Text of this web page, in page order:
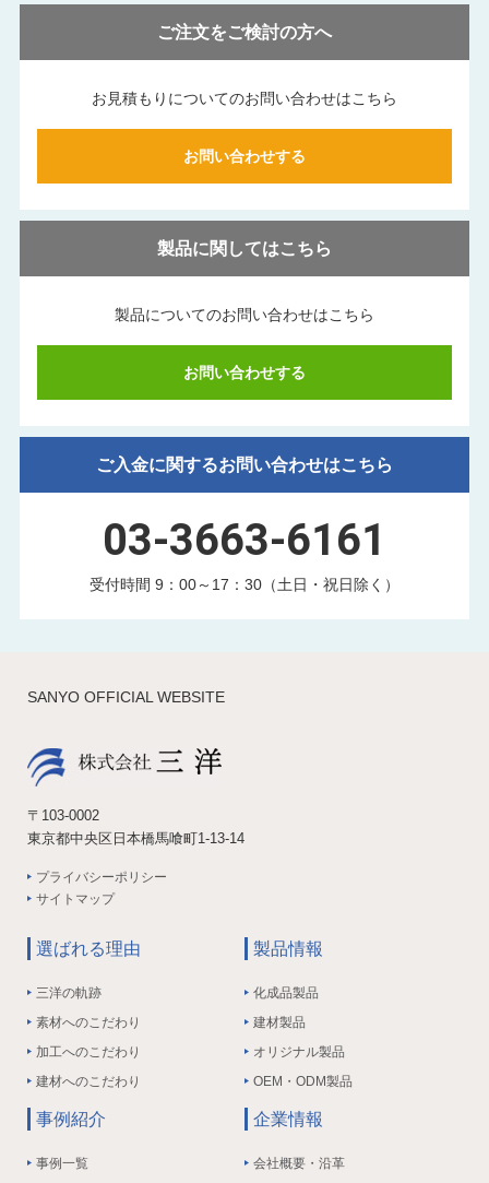
ご注文をご検討の方へ
お見積もりについてのお問い合わせはこちら
お問い合わせする
製品に関してはこちら
製品についてのお問い合わせはこちら
お問い合わせする
ご入金に関するお問い合わせはこちら
03-3663-6161
受付時間 9：00～17：30（土日・祝日除く）
SANYO OFFICIAL WEBSITE
〒103-0002
東京都中央区日本橋馬喰町1-13-14
プライバシーポリシー
サイトマップ
選ばれる理由
三洋の軌跡
素材へのこだわり
加工へのこだわり
建材へのこだわり
製品情報
化成品製品
建材製品
オリジナル製品
OEM・ODM製品
事例紹介
事例一覧
企業情報
会社概要・沿革